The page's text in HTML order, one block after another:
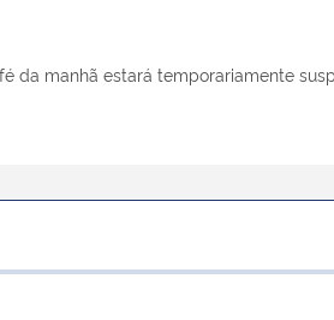
da manhã estará temporariamente